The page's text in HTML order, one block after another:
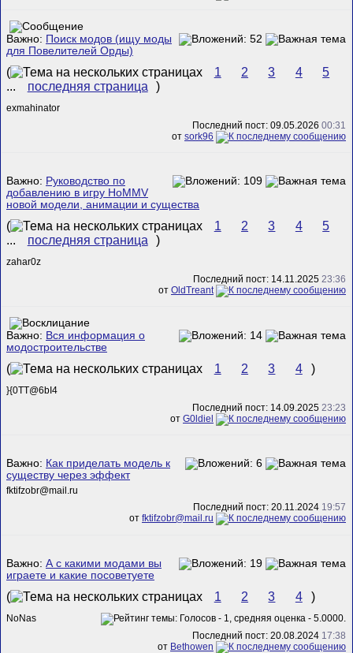
Важно: Поиск модов (ищу моды
для Повелителей Орды)
( 1 2 3 4
5
...
последняя страница )
exmahinator
Последний пост: 09.05.2026 00:31
от sork96
Важно: Руководство по
добавлению в игру HoMMV
новой модели, анимации и существа
( 1 2 3 4
5
...
последняя страница )
zahar0z
Последний пост: 14.11.2025 23:36
от OldTreant
Важно: Вся информация о
модостроительстве
( 1 2 3 4 )
}{0TT@6bI4
Последний пост: 14.09.2025 23:23
от G0ldiel
Важно: Как приделать модель к
существу через эффект
fktifzobr@mail.ru
Последний пост: 20.11.2024 19:57
от fktifzobr@mail.ru
Важно: А с какими модами вы
играете и какие посоветуете
( 1 2 3 4 )
NoNas
Последний пост: 20.08.2024 17:38
от Bethowen